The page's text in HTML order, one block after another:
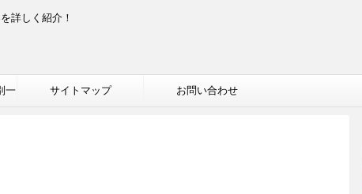
詳しく紹介！
一 サイトマップ お問い合わせ